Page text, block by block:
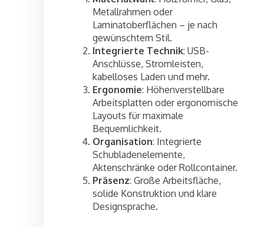
Metallrahmen oder
Laminatoberflächen – je nach
gewünschtem Stil.
Integrierte Technik: USB-
Anschlüsse, Stromleisten,
kabelloses Laden und mehr.
Ergonomie: Höhenverstellbare
Arbeitsplatten oder ergonomische
Layouts für maximale
Bequemlichkeit.
Organisation: Integrierte
Schubladenelemente,
Aktenschränke oder Rollcontainer.
Präsenz: Große Arbeitsfläche,
solide Konstruktion und klare
Designsprache.